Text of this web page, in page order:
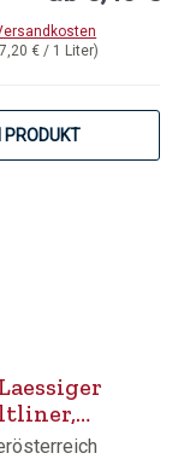
€ / 1 Liter)
PRODUKT